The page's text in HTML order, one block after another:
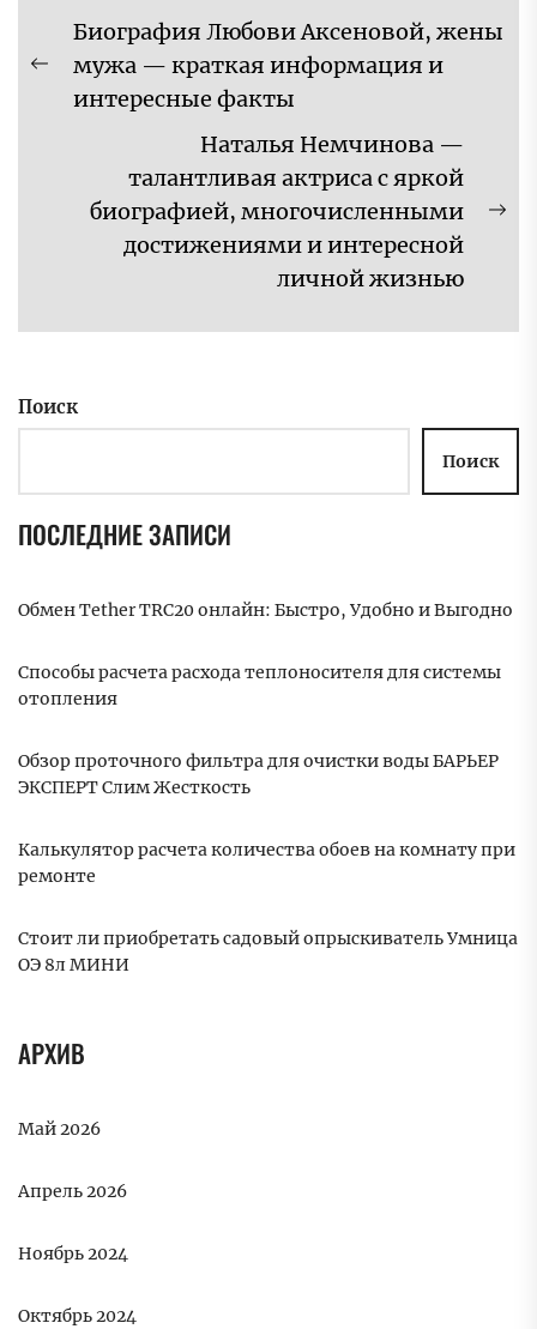
Навигация
по
записям
Предыдущая
запись:
Биография Любови Аксеновой, жены
мужа — краткая информация и
интересные факты
Наталья Немчинова —
талантливая актриса с яркой
биографией, многочисленными
достижениями и интересной
личной жизнью
Поиск
Поиск
ПОСЛЕДНИЕ ЗАПИСИ
Обмен Tether TRC20 онлайн: Быстро, Удобно и Выгодно
Способы расчета расхода теплоносителя для системы
отопления
Обзор проточного фильтра для очистки воды БАРЬЕР
ЭКСПЕРТ Слим Жесткость
Калькулятор расчета количества обоев на комнату при
ремонте
Стоит ли приобретать садовый опрыскиватель Умница
ОЭ 8л МИНИ
АРХИВ
Май 2026
Апрель 2026
Ноябрь 2024
Октябрь 2024